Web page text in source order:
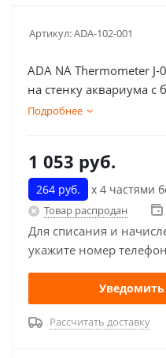
Артикул:ADA-102-001
ADA NA Thermometer
на стенку аквариума
Подробнее
1 053 руб.
264 руб. х 4 частями
Товар распродан
Для списания и
укажите номер
Уведомить
Рассчитать доставку